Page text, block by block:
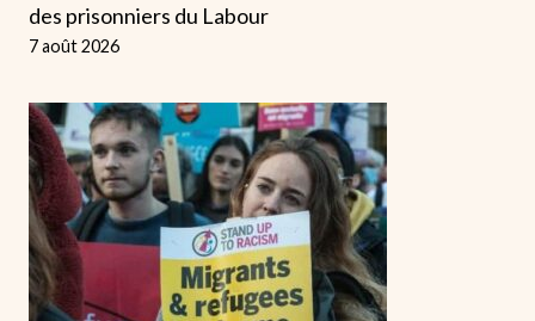
des prisonniers du Labour
7 août 2026